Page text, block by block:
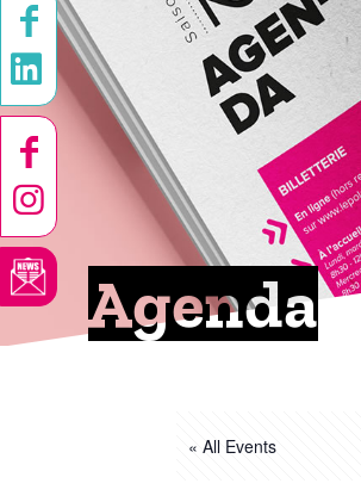
Agenda
« All Events